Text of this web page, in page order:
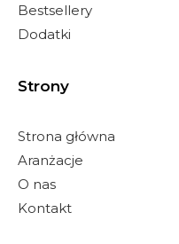
Bestsellery
Dodatki
Strony
Strona główna
Aranżacje
O nas
Kontakt